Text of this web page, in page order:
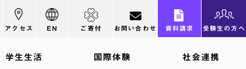
アクセス EN ご寄付 お問い合わせ 資料請求 受験生の方へ
学生生活 国際体験 社会連携